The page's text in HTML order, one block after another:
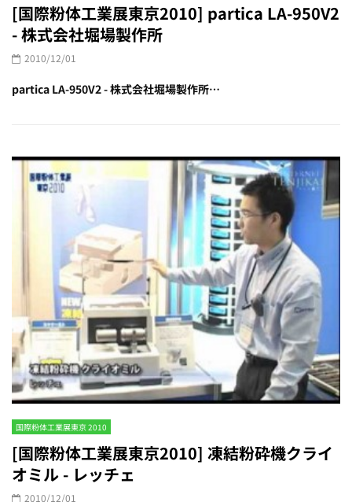
[国際粉体工業展東京2010] partica LA-950V2
- 株式会社堀場製作所
2010/12/01
partica LA-950V2 - 株式会社堀場製作所…
国際粉体工業展東京 2010
[国際粉体工業展東京2010] 凍結粉砕機クライ
オミル - レッチェ
2010/12/01